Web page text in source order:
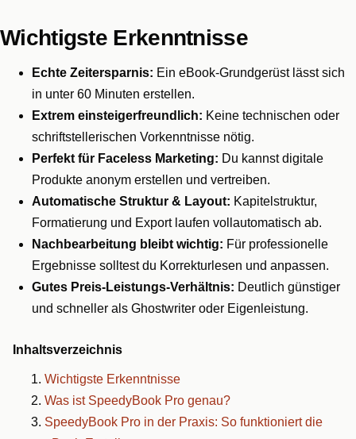
Wichtigste Erkenntnisse
Echte Zeitersparnis: Ein eBook-Grundgerüst lässt sich
in unter 60 Minuten erstellen.
Extrem einsteigerfreundlich: Keine technischen oder
schriftstellerischen Vorkenntnisse nötig.
Perfekt für Faceless Marketing: Du kannst digitale
Produkte anonym erstellen und vertreiben.
Automatische Struktur & Layout: Kapitelstruktur,
Formatierung und Export laufen vollautomatisch ab.
Nachbearbeitung bleibt wichtig: Für professionelle
Ergebnisse solltest du Korrekturlesen und anpassen.
Gutes Preis-Leistungs-Verhältnis: Deutlich günstiger
und schneller als Ghostwriter oder Eigenleistung.
Inhaltsverzeichnis
Wichtigste Erkenntnisse
Was ist SpeedyBook Pro genau?
SpeedyBook Pro in der Praxis: So funktioniert die